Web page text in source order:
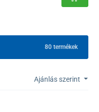
80 termékek
Ajánlás szerint